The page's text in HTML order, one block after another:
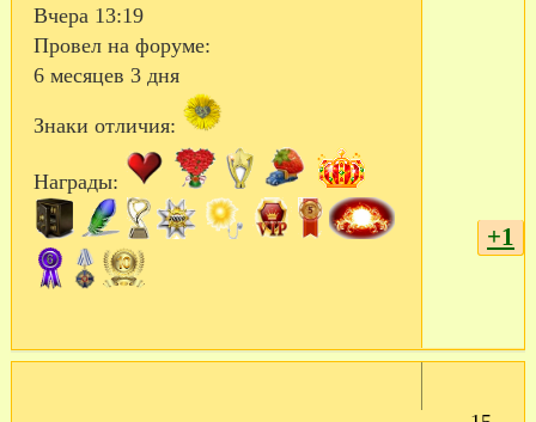
Вчера 13:19
Провел на форуме:
6 месяцев 3 дня
Знаки отличия:
Награды:
+1